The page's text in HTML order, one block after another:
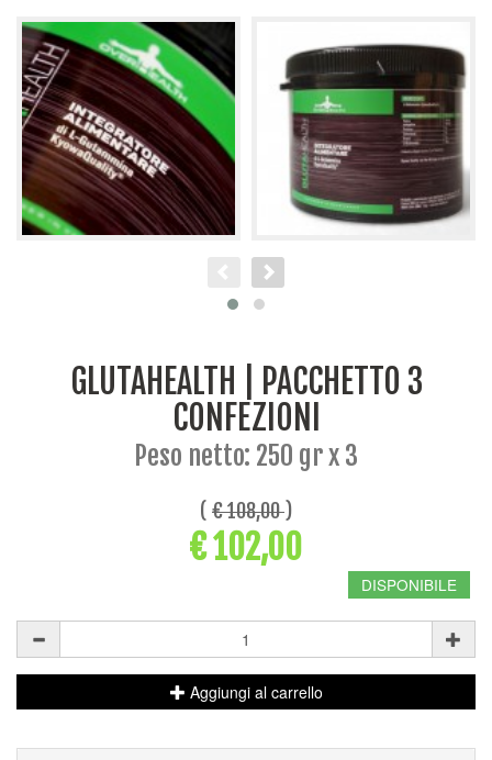
GLUTAHEALTH | PACCHETTO 3
CONFEZIONI
Peso netto: 250 gr x 3
( € 108,00)
€ 102,00
DISPONIBILE
Aggiungi al carrello